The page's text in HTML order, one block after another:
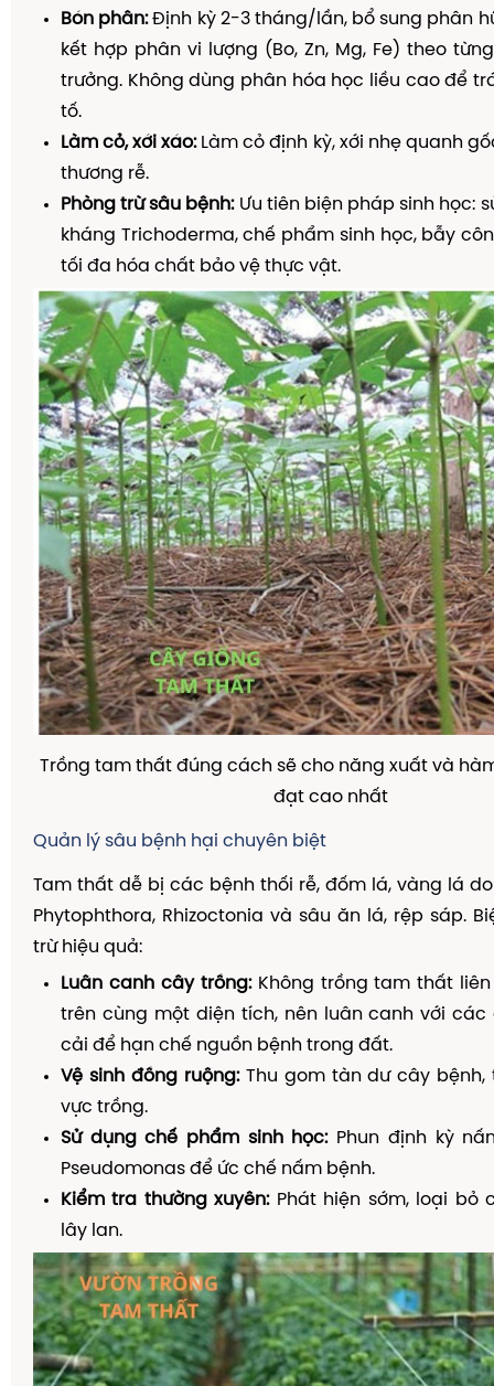
Bón phân:Định kỳ 2-3 tháng/lần, bổ sung phân
kết hợp phân vi lượng (Bo, Zn, Mg, Fe) theo
trưởng. Không dùng phân hóa học liều cao để
tố.
Làm cỏ, xới xáo:Làm cỏ định kỳ, xới nhẹ quanh
thương rễ.
Phòng trừ sâu bệnh:Ưu tiên biện pháp sinh học:
kháng Trichoderma, chế phẩm sinh học, bẫy
tối đa hóa chất bảo vệ thực vật.
Trồng tam thất đúng cách sẽ cho năng xuất và
đạt cao nhất
Quản lý sâu bệnh hại chuyên biệt
Tam thất dễ bị các bệnh thối rễ, đốm lá, vàng lá
Phytophthora, Rhizoctonia và sâu ăn lá, rệp sáp.
trừ hiệu quả:
Luân canh cây trồng:Không trồng tam thất
trên cùng một diện tích, nên luân canh với các
cải để hạn chế nguồn bệnh trong đất.
Vệ sinh đồng ruộng:Thu gom tàn dư cây bệnh,
vực trồng.
Sử dụng chế phẩm sinh học:Phun định kỳ
Pseudomonas để ức chế nấm bệnh.
Kiểm tra thường xuyên:Phát hiện sớm, loại bỏ
lây lan.